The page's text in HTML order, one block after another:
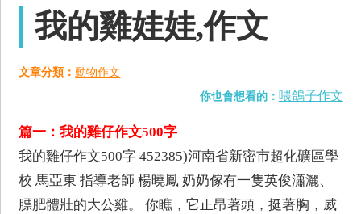
我的雞娃娃,作文
文章分類：動物作文
你也會想看的： 喂鴿子作文
篇一：我的雞仔作文500字
我的雞仔作文500字 452385)河南省新密市超化礦區學
校 馬亞東 指導老師 楊曉鳳 奶奶傢有一隻英俊瀟灑、
膘肥體壯的大公雞。 你瞧，它正昂著頭，挺著胸，威